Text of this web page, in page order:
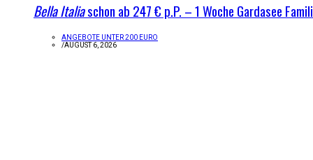
Bella Italiaschon ab 247 € p.P. – 1 Woche Gardasee
ANGEBOTE UNTER 200 EURO
/AUGUST 6, 2026